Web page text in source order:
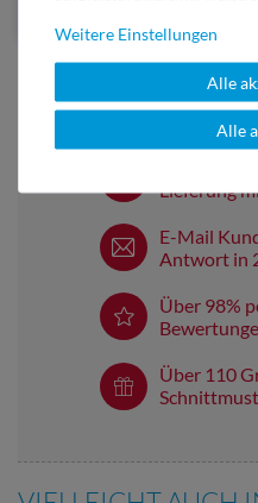
Lieferung
E-Mail
Antwort in
Über 98%
Über 110
Weitere Einstellungen
Alle
Alle